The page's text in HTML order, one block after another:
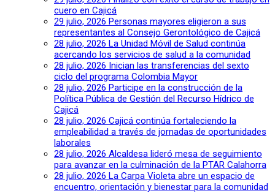
cuero en Cajicá
29 julio, 2026 Personas mayores eligieron a sus
representantes al Consejo Gerontológico de Cajicá
28 julio, 2026 La Unidad Móvil de Salud continúa
acercando los servicios de salud a la comunidad
28 julio, 2026 Inician las transferencias del sexto
ciclo del programa Colombia Mayor
28 julio, 2026 Participe en la construcción de la
Política Pública de Gestión del Recurso Hídrico de
Cajicá
28 julio, 2026 Cajicá continúa fortaleciendo la
empleabilidad a través de jornadas de oportunidades
laborales
28 julio, 2026 Alcaldesa lideró mesa de seguimiento
para avanzar en la culminación de la PTAR Calahorra
28 julio, 2026 La Carpa Violeta abre un espacio de
encuentro, orientación y bienestar para la comunidad